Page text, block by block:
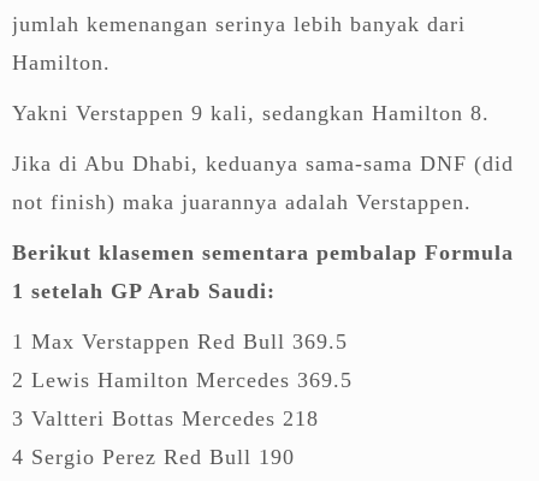
jumlah kemenangan serinya lebih banyak dari
Hamilton.
Yakni Verstappen 9 kali, sedangkan Hamilton 8.
Jika di Abu Dhabi, keduanya sama-sama DNF (did
not finish) maka juarannya adalah Verstappen.
Berikut klasemen sementara pembalap Formula
1 setelah GP Arab Saudi:
1 Max Verstappen Red Bull 369.5
2 Lewis Hamilton Mercedes 369.5
3 Valtteri Bottas Mercedes 218
4 Sergio Perez Red Bull 190